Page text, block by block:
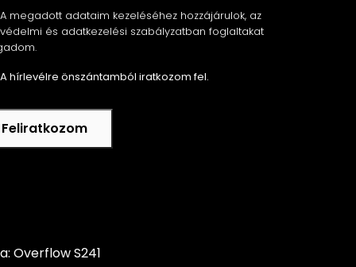
A megadott adataim kezeléséhez hozzájárulok, az
és adatkezelési szabályzatban foglaltakat
A hírlevélre önszántamból iratkozom fel.
Feliratkozom
Overflow S241